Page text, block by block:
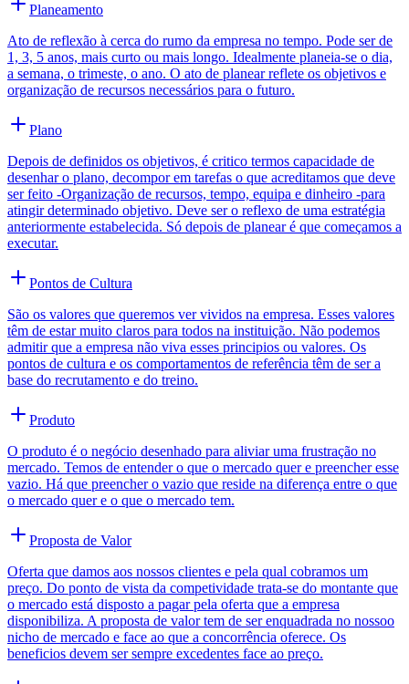
Planeamento
Ato de reflexão à cerca do rumo da empresa no tempo. Pode ser de
1, 3, 5 anos, mais curto ou mais longo. Idealmente planeia-se o dia,
a semana, o trimeste, o ano. O ato de planear reflete os objetivos e
organização de recursos necessários para o futuro.
Plano
Depois de definidos os objetivos, é critico termos capacidade de
desenhar o plano, decompor em tarefas o que acreditamos que deve
ser feito -Organização de recursos, tempo, equipa e dinheiro -para
atingir determinado objetivo. Deve ser o reflexo de uma estratégia
anteriormente estabelecida. Só depois de planear é que começamos a
executar.
Pontos de Cultura
São os valores que queremos ver vividos na empresa. Esses valores
têm de estar muito claros para todos na instituição. Não podemos
admitir que a empresa não viva esses principios ou valores. Os
pontos de cultura e os comportamentos de referência têm de ser a
base do recrutamento e do treino.
Produto
O produto é o negócio desenhado para aliviar uma frustração no
mercado. Temos de entender o que o mercado quer e preencher esse
vazio. Há que preencher o vazio que reside na diferença entre o que
o mercado quer e o que o mercado tem.
Proposta de Valor
Oferta que damos aos nossos clientes e pela qual cobramos um
preço. Do ponto de vista da competividade trata-se do montante que
o mercado está disposto a pagar pela oferta que a empresa
disponibiliza. A proposta de valor tem de ser enquadrada no nossoo
nicho de mercado e face ao que a concorrência oferece. Os
beneficios devem ser sempre excedentes face ao preço.